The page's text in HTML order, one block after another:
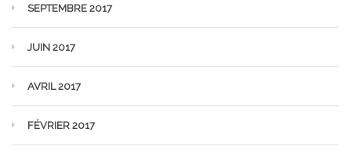
SEPTEMBRE 2017
JUIN 2017
AVRIL 2017
FÉVRIER 2017